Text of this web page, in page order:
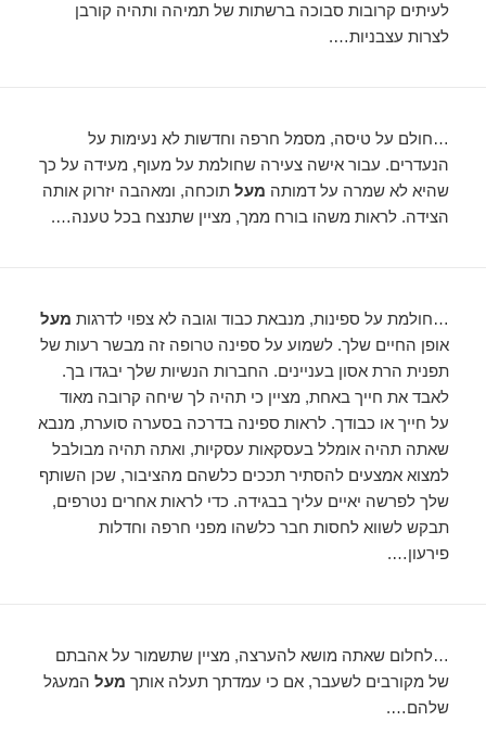
לעיתים קרובות סבוכה ברשתות של תמיהה ותהיה קורבן
לצרות עצבניות….
…חולם על טיסה, מסמל חרפה וחדשות לא נעימות על
הנעדרים. עבור אישה צעירה שחולמת על מעוף, מעידה על כך
שהיא לא שמרה על דמותה מעל תוכחה, ומאהבה יזרוק אותה
הצידה. לראות משהו בורח ממך, מציין שתנצח בכל טענה….
…חולמת על ספינות, מנבאת כבוד וגובה לא צפוי לדרגות מעל
אופן החיים שלך. לשמוע על ספינה טרופה זה מבשר רעות של
תפנית הרת אסון בעניינים. החברות הנשיות שלך יבגדו בך.
לאבד את חייך באחת, מציין כי תהיה לך שיחה קרובה מאוד
על חייך או כבודך. לראות ספינה בדרכה בסערה סוערת, מנבא
שאתה תהיה אומלל בעסקאות עסקיות, ואתה תהיה מבולבל
למצוא אמצעים להסתיר תככים כלשהם מהציבור, שכן השותף
שלך לפרשה יאיים עליך בבגידה. כדי לראות אחרים נטרפים,
תבקש לשווא לחסות חבר כלשהו מפני חרפה וחדלות
פירעון….
…לחלום שאתה מושא להערצה, מציין שתשמור על אהבתם
של מקורבים לשעבר, אם כי עמדתך תעלה אותך מעל המעגל
שלהם….